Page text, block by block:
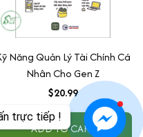
trực tiếp !
Năng Quản Lý Tài Chính Cá
Nhân Cho Gen Z
$20.99
ADD TO CART